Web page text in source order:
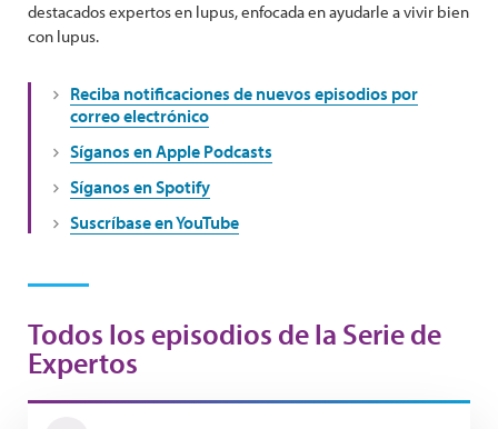
destacados expertos en lupus, enfocada en ayudarle a vivir bien
con lupus.
Reciba notificaciones de nuevos episodios por
correo electrónico
Síganos en Apple Podcasts
Síganos en Spotify
Suscríbase en YouTube
Todos los episodios de la Serie de
Expertos